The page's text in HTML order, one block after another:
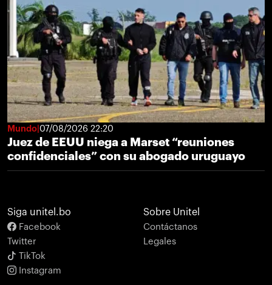
Mundo 07/08/2026 22:20
Juez de EEUU niega a Marset “reuniones
confidenciales” con su abogado uruguayo
Siga unitel.bo
Facebook
Twitter
TikTok
Instagram
Sobre Unitel
Contáctanos
Legales